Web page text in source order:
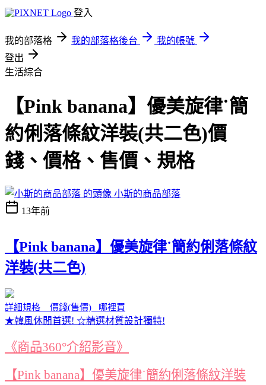
登入
我的部落格 我的部落格後台
我的帳號
登出
生活綜合
【Pink banana】優美旋律˙簡
約俐落條紋洋裝(共二色)價
錢、價格、售價、規格
小斯的商品部落
13年前
【Pink banana】優美旋律˙簡約俐落條紋
洋裝(共二色)
詳細規格 價錢(售價) 哪裡買
★韓風休閒首選! ☆精選材質設計獨特!
《商品360°介紹影音》
【Pink banana】優美旋律˙簡約俐落條紋洋裝